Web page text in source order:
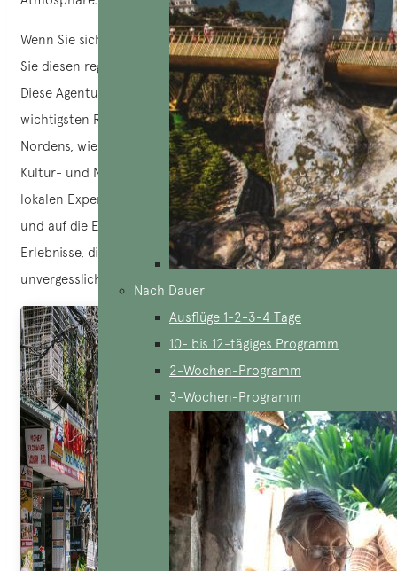
Nach Dauer
Ausflüge 1-2-3-4 Tage
10- bis 12-tägiges Programm
2-Wochen-Programm
3-Wochen-Programm
Wenn Sie sich an ein Reisebüro in Hanoi wenden, können
Sie diesen regionalen Reichtum in vollen Zügen genießen.
Diese Agenturen verfügen über umfassende Kenntnisse der
wichtigsten Reiseziele sowie der versteckten Juwelen des
Nordens, wie Sapa,
Ha GiangoderMu Cang Chai, die wahre
Kultur- und Naturschätze sind. Dank ihrer Nähe und ihrer
lokalen Expertise garantieren sie authentische, persönliche
und auf die Erwartungen der Reisenden zugeschnittene
Erlebnisse, die jeden Aufenthalt einzigartig und
unvergesslich machen.